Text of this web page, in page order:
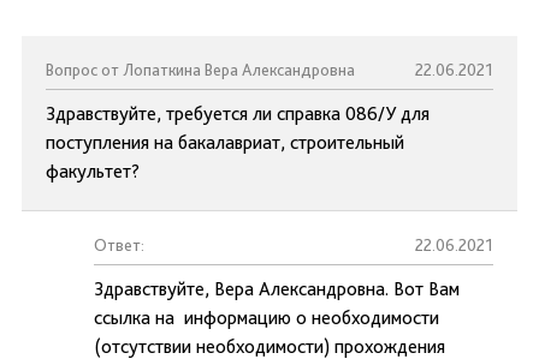
Вопрос от Лопаткина Вера Александровна 22.06.2021
Здравствуйте, требуется ли справка 086/У для
поступления на бакалавриат, строительный
факультет?
Ответ: 22.06.2021
Здравствуйте, Вера Александровна. Вот Вам
ссылка на информацию о необходимости
(отсутствии необходимости) прохождения